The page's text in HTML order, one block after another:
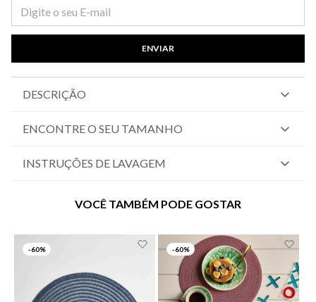
ENVIAR
DESCRIÇÃO
ENCONTRE O SEU TAMANHO
INSTRUÇÕES DE LAVAGEM
VOCÊ TAMBÉM PODE GOSTAR
-60% -60%